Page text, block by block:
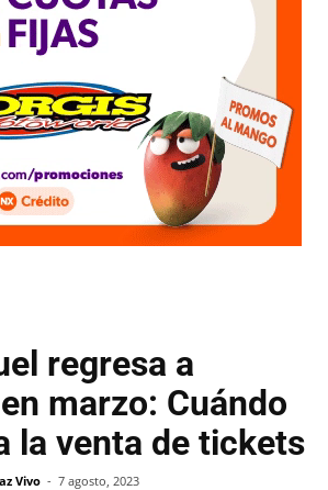
regresa a
marzo: Cuándo
la venta de tickets
Vivo - 7 agosto, 2023